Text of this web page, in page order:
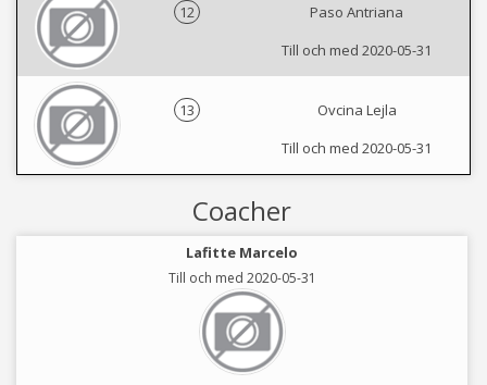
12
Paso Antriana
Till och med 2020-05-31
13
Ovcina Lejla
Till och med 2020-05-31
Coacher
Lafitte Marcelo
Till och med 2020-05-31